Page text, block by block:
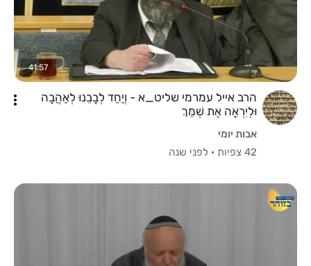
41:57
הרב אייל עמרמי שליט_א - וְיַחַד לְבָבֵנוּ לְאַהֲבָה
וּלְיִרְאָה אֶת שְׁמֵךְ
אבות יומי
42 צפיות
· לפני שנה